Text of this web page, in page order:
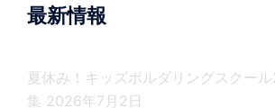
最新情報
夏休み！キッズボルダリングスクー
集 2026年7月2日